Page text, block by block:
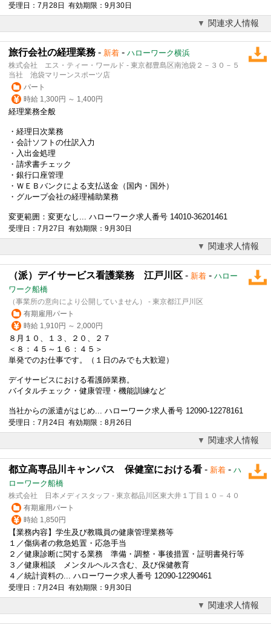
受理日：7月28日 有効期限：9月30日
関連求人情報
旅行会社の経理業務 - 新着 - ハローワーク横浜
株式会社 エス・ティー・ワールド - 東京都豊島区南池袋２－３０－５
当社 池袋マリーンスポーツ店
パート
時給 1,300円 ～ 1,400円
経理業務全般
・経理日次業務
・会計ソフトの仕訳入力
・入出金処理
・請求書チェック
・銀行口座管理
・ＷＥＢバンクによる支払送金（国内・国外）
・グループ会社の経理補助業務
変更範囲：変更なし... ハローワーク求人番号 14010-36201461
受理日：7月27日 有効期限：9月30日
関連求人情報
（派）デイサービス看護業務 江戸川区 - 新着 - ハロー
ワーク船橋
（事業所の意向により公開していません） - 東京都江戸川区
有期雇用パート
時給 1,910円 ～ 2,000円
８月１０、１３、２０、２７
＜８：４５～１６：４５＞
単発でのお仕事です。（１日のみでも大歓迎）
デイサービスにおける看護師業務。
バイタルチェック・健康管理・機能訓練など
当社からの派遣がはじめ... ハローワーク求人番号 12090-12278161
受理日：7月24日 有効期限：8月26日
関連求人情報
都立高専品川キャンパス 保健室における看 - 新着 - ハ
ローワーク船橋
株式会社 日本メディスタッフ - 東京都品川区東大井１丁目１０－４０
有期雇用パート
時給 1,850円
【業務内容】学生及び教職員の健康管理業務等
１／傷病者の救急処置・応急手当
２／健康診断に関する業務 準備・調整・事後措置・証明書発行等
３／健康相談 メンタルヘルス含む、及び保健教育
４／統計資料の... ハローワーク求人番号 12090-12290461
受理日：7月24日 有効期限：9月30日
関連求人情報